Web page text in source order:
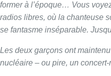
former à l’époque… Vous
radios libres, où la chanteuse
se fantasme inséparable.
Les deux garçons ont
nucléaire – ou pire, un